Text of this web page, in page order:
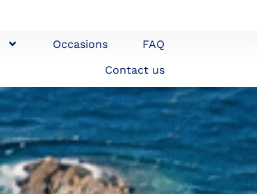
Occasions
FAQ
Contact us